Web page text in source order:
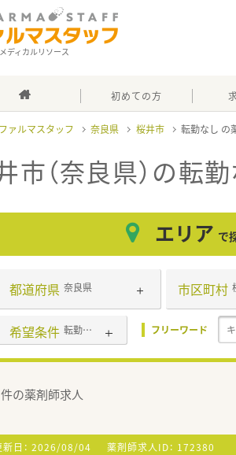
ディカルリソース
初めての方
ァルマスタッフ 奈良県 桜井市 転勤なし
市（奈良県）の転
エリア で
都道府県 奈良県 市区町村
希望条件 転勤なし フリーワード
件の薬剤師求人
日： 2026/08/04 薬剤師求人ID： 172380